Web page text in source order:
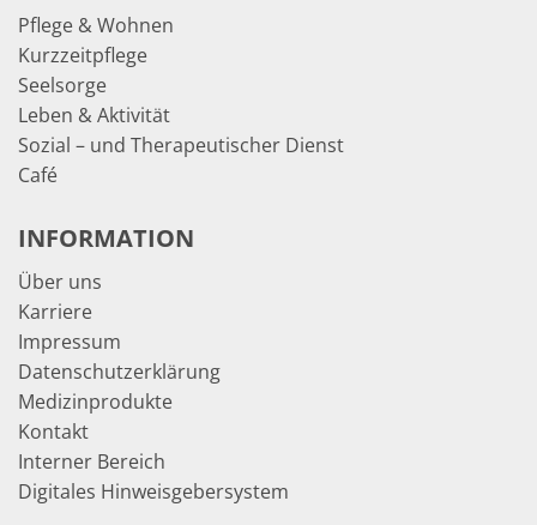
Pflege & Wohnen
Kurzzeitpflege
Seelsorge
Leben & Aktivität
Sozial – und Therapeutischer Dienst
Café
INFORMATION
Über uns
Karriere
Impressum
Datenschutzerklärung
Medizinprodukte
Kontakt
Interner Bereich
Digitales Hinweisgebersystem